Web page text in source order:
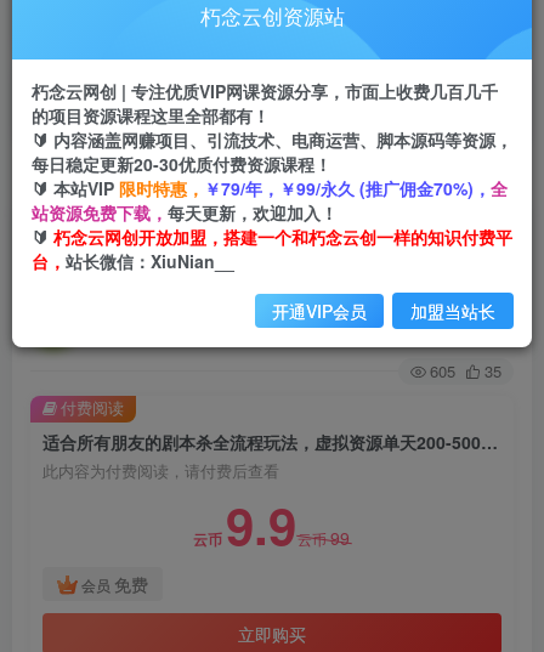
会员专属推广链接
四导航 导航
APP下载
GO
首页 创业课程 会员免费 正文
适合所有朋友的剧本杀全流程玩法，虚拟资源单天
200-500收益！【揭秘】
关注 私信
605 35
适合所有朋友的剧本杀全流程玩法，虚拟资源单天200-500收益！【揭秘】
此内容为付费阅读，请付费后查看
云币 9.9云币99
会员 免费
立即购买
付费阅读
朽念云创资源站
朽念云网创 | 专注优质VIP网课资源分享，市面上收费几百几千
的项目资源课程这里全部都有！
🔰 内容涵盖网赚项目、引流技术、电商运营、脚本源码等资源，
每日稳定更新20-30优质付费资源课程！
🔰 本站VIP 限时特惠， ￥79/年，￥99/永久 (推广佣金70%)， 全
站资源免费下载， 每天更新，欢迎加入！
🔰 朽念云网创开放加盟，搭建一个和朽念云创一样的知识付费平
台， 站长微信：XiuNian__
开通VIP会员 加盟当站长